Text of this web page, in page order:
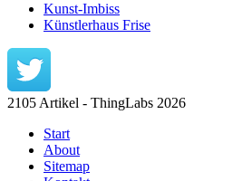
Kunst-Imbiss
Künstlerhaus Frise
2105 Artikel - ThingLabs 2026
Start
About
Sitemap